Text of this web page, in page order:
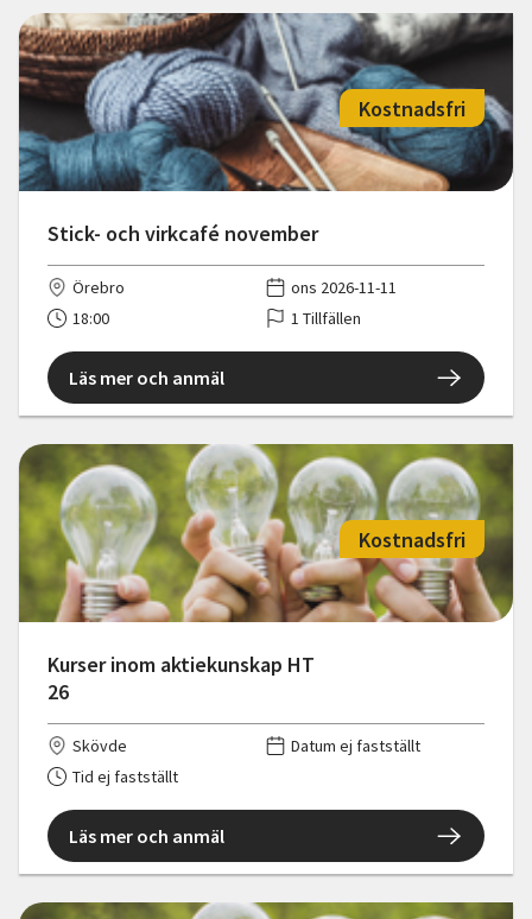
Stick- och virkcafé november
Kostnadsfri
Örebro
ons 2026-11-11
18:00
1 Tillfällen
Läs mer och anmäl
Kurser inom aktiekunskap HT
26
Kostnadsfri
Skövde
Datum ej fastställt
Tid ej fastställt
Läs mer och anmäl